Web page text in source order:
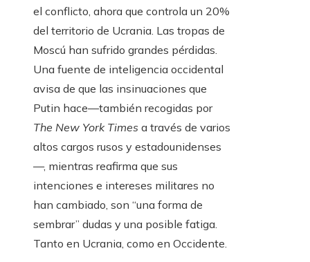
el conflicto, ahora que controla un 20%
del territorio de Ucrania. Las tropas de
Moscú han sufrido grandes pérdidas.
Una fuente de inteligencia occidental
avisa de que las insinuaciones que
Putin hace—también recogidas por
The New York Times a través de varios
altos cargos rusos y estadounidenses
—, mientras reafirma que sus
intenciones e intereses militares no
han cambiado, son “una forma de
sembrar” dudas y una posible fatiga.
Tanto en Ucrania, como en Occidente.